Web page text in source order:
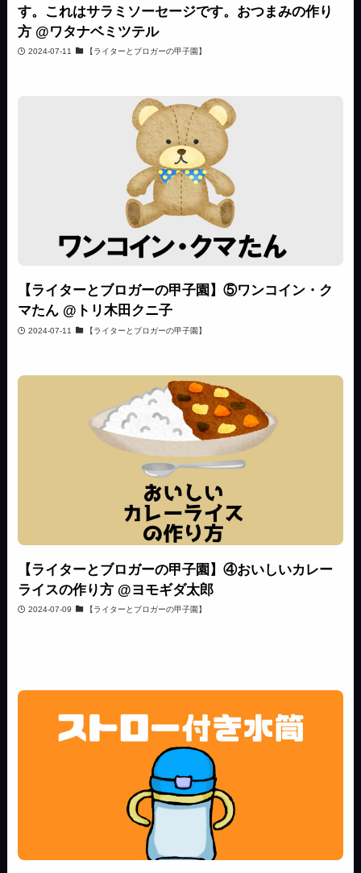
す。これはサラミソーセージです。おつまみの作り
方 @ワタナベミツテル
2024-07-11 【ライターとブロガーの甲子園】
【ライターとブロガーの甲子園】⑤ワンコイン・ク
マたん @トリ木田クニ子
2024-07-11 【ライターとブロガーの甲子園】
【ライターとブロガーの甲子園】④おいしいカレー
ライスの作り方 @ヨモギダ太郎
2024-07-09 【ライターとブロガーの甲子園】